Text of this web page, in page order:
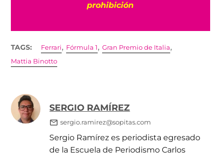
prohibición
TAGS: Ferrari, Fórmula 1,Gran Premio de Italia,
Mattia Binotto
SERGIO RAMÍREZ
sergio.ramirez@sopitas.com
Sergio Ramírez es periodista egresado
de la Escuela de Periodismo Carlos